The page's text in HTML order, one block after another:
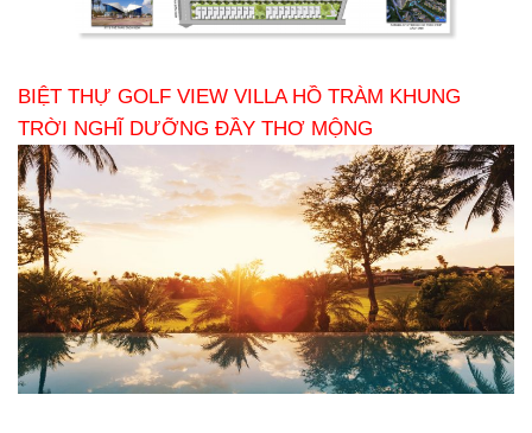
BIỆT THỰ GOLF VIEW VILLA HỒ TRÀM KHUNG
TRỜI NGHĨ DƯỠNG ĐẦY THƠ MỘNG